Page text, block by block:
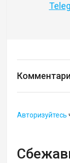
Авторизуйтесь